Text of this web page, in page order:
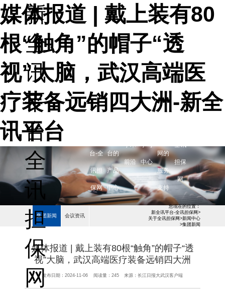
媒体报道 | 戴上装有80
根“触角”的帽子“透
视”大脑，武汉高端医
疗装备远销四大洲-新全
讯平台
新
全
讯
平
台-
全
讯
担
保
网
台-全
讯担
保网
台的
产品
中心
前沿 中心
网的
服务
支持
担保
网
集团新闻 会议资讯
您现在的位置：
新全讯平台-全讯担保网>
关于全讯担保网>新闻中心
>集团新闻
媒体报道 | 戴上装有80根“触角”的帽子“透
视”大脑，武汉高端医疗装备远销四大洲
发布日期： 2024-11-06 阅读量： 245 来源：长江日报大武汉客户端